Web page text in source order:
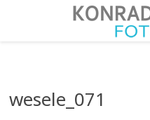
wesele_071